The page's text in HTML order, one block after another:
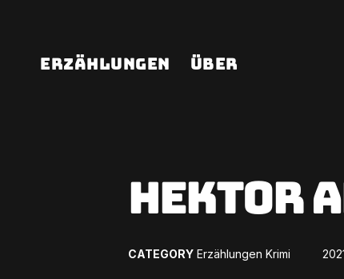
Erzählungen Über
Hektor
CATEGORY Erzählungen Krimi